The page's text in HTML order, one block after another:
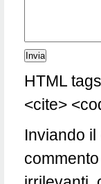
HTML
<cite>
Inviando